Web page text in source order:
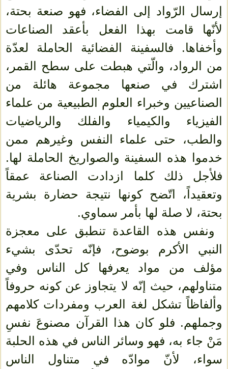
إرسال الرّواد إلى الفضاء، فهو صنعة بحتة،
لأنّها قامت بهذا الفعل بأعقد الصناعات
وأخفاها. فالسفينة الفضائية الحاملة لعدّة
من الرواد، والّتي هبطت على سطح القمر،
اشترك في صنعها مجموعة هائلة من
الصناعيين وخبراء العلوم الطبيعية من علماء
الفيزياء والكيمياء والفلك والرياضيات
والطب، حتى علماء النفس وغيرهم ممن
خدموا هذه السفينة والصواريخ الحاملة لها.
فلأجل ذلك كلما ازدادت الصناعة عمقاً
وتعقيداً، اتّضح كونها نتيجة حضارة بشرية
بحتة، لا صلة لها بأمر سماوي.
ونفس هذه القاعدة تنطبق على معجزة
النبي الأكرم بوضوح، فإنّه تحدّى بشيء
مؤلف من مواد يعرفها كل الناس وفي
متناولهم، حيث إنّه لا يتجاوز عن كونه حروفاً
وألفاظاً تشكل لغة العرب ومفردات كلامهم
وجملهم. فلو كان هذا القرآن مصنوعَ نفسِ
مَنْ جاء به، فهو وسائر الناس في هذه الحلبة
سواء، لأنّ موادّه في متناول الناس